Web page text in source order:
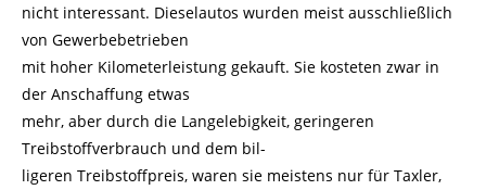
nicht interessant. Dieselautos wurden meist ausschließlich
von Gewerbebetrieben
mit hoher Kilometerleistung gekauft. Sie kosteten zwar in
der Anschaffung etwas
mehr, aber durch die Langelebigkeit, geringeren
Treibstoffverbrauch und dem bil-
ligeren Treibstoffpreis, waren sie meistens nur für Taxler,